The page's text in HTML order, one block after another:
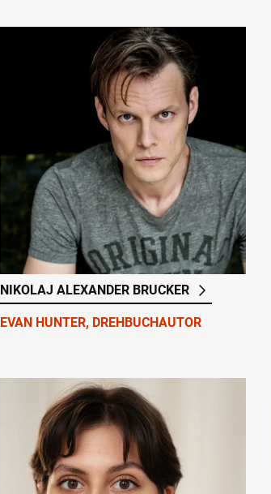
NIKOLAJ ALEXANDER BRUCKER
EVAN HUNTER, DREHBUCHAUTOR